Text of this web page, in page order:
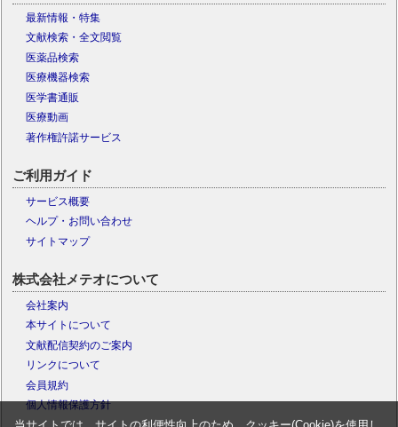
最新情報・特集
文献検索・全文閲覧
医薬品検索
医療機器検索
医学書通販
医療動画
著作権許諾サービス
ご利用ガイド
サービス概要
ヘルプ・お問い合わせ
サイトマップ
株式会社メテオについて
会社案内
本サイトについて
文献配信契約のご案内
リンクについて
会員規約
個人情報保護方針